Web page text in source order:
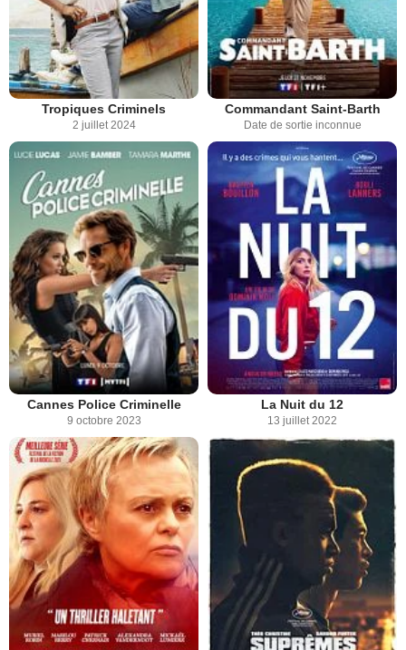
Tropiques Criminels
2 juillet 2024
Commandant Saint-Barth
Date de sortie inconnue
Cannes Police Criminelle
9 octobre 2023
La Nuit du 12
13 juillet 2022